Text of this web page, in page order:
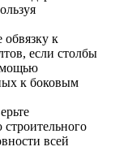
обвязку к
если столбы
к боковым
всей